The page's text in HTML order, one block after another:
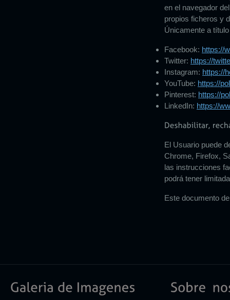
en el navegador
propios ficheros y
Únicamente a
Facebook: https://
Twitter: https://
Instagram: https://
YouTube: https://
Pinterest: https://
LinkedIn: https://
El Usuario puede
Chrome, Firefox,
las instrucciones
podrá tener
Este documento